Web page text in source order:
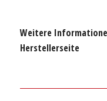
Weitere
Herstellerseite